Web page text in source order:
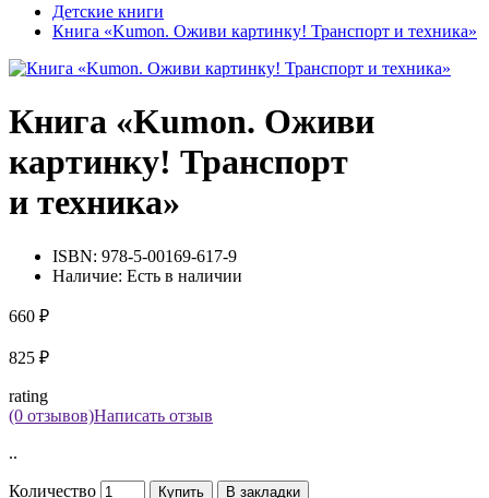
Детские книги
Книга «Kumon. Оживи картинку! Транспорт и техника»
Книга «Kumon. Оживи
картинку! Транспорт
и техника»
ISBN: 978-5-00169-617-9
Наличие: Есть в наличии
660 ₽
825 ₽
rating
(0 отзывов)Написать отзыв
..
Количество Купить В закладки